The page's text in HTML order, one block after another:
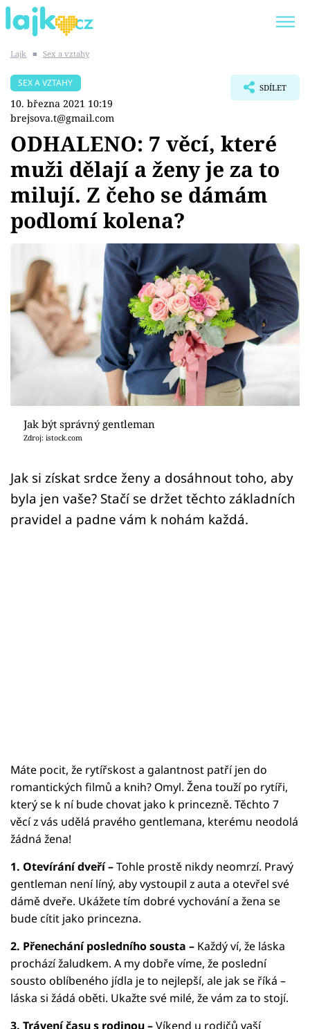
SHOPAHOLICADEL
Témata
Showbyznys
Virály
Sex a vztahy
Videa
Sledujte prima+
Přihlášení
Sledujte nás
Lajk ■ Sex a vztahy
SEX A VZTAHY
10. března 2021 10:19
brejsova.t@gmail.com
SDÍLET
ODHALENO: 7 věcí, které
muži dělají a ženy je za to
milují. Z čeho se dámám
podlomí kolena?
Jak být správný gentleman
Zdroj: istock.com
Jak si získat srdce ženy a dosáhnout toho, aby
byla jen vaše? Stačí se držet těchto základních
pravidel a padne vám k nohám každá.
Máte pocit, že rytířskost a galantnost patří jen do
romantických filmů a knih? Omyl. Žena touží po rytíři,
který se k ní bude chovat jako k princezně. Těchto 7
věcí z vás udělá pravého gentlemana, kterému neodolá
žádná žena!
1. Otevírání dveří –Tohle prostě nikdy neomrzí. Pravý
gentleman není líný, aby vystoupil z auta a otevřel své
dámě dveře. Ukážete tím dobré vychování a žena se
bude cítit jako princezna.
2. Přenechání posledního sousta – Každý ví, že láska
prochází žaludkem. A my dobře víme, že poslední
sousto oblíbeného jídla je to nejlepší, ale jak se říká –
láska si žádá oběti. Ukažte své milé, že vám za to stojí.
3. Trávení času s rodinou –Víkend u rodičů vaší